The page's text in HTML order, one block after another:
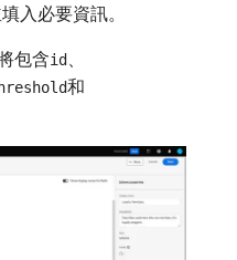
入必要資訊。
包含id
和